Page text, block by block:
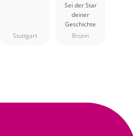
Stuttgart
Sei der Star
deiner
Geschichte
Brünn